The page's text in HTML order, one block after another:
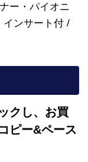
ー・パイオニ
インサート付 /
クし、 お買
ピー&ペース